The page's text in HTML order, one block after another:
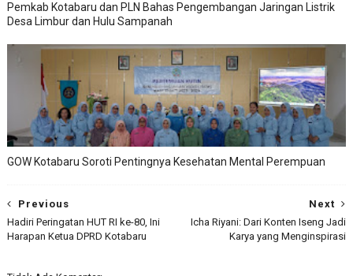
Pemkab Kotabaru dan PLN Bahas Pengembangan Jaringan Listrik
Desa Limbur dan Hulu Sampanah
GOW Kotabaru Soroti Pentingnya Kesehatan Mental Perempuan
Next
Icha Riyani: Dari Konten Iseng Jadi
Karya yang Menginspirasi
Previous
Hadiri Peringatan HUT RI ke-80, Ini
Harapan Ketua DPRD Kotabaru